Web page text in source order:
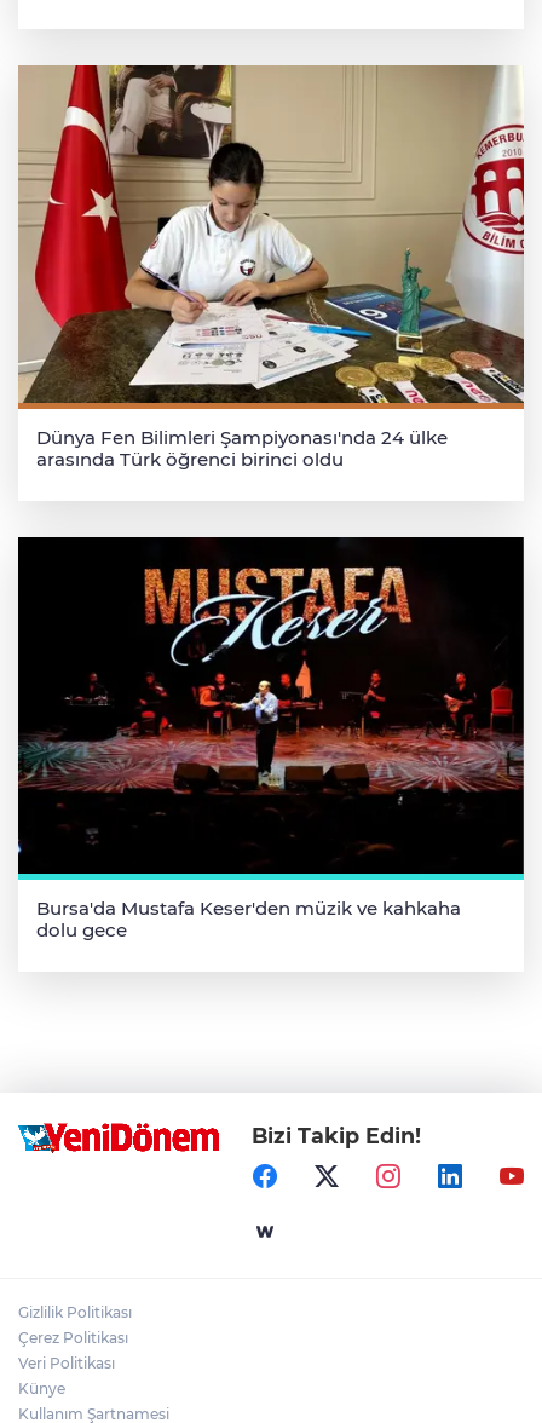
Dünya Fen Bilimleri Şampiyonası'nda 24 ülke
arasında Türk öğrenci birinci oldu
Bursa'da Mustafa Keser'den müzik ve kahkaha
dolu gece
Bizi Takip Edin!
Gizlilik Politikası
Çerez Politikası
Veri Politikası
Künye
Kullanım Şartnamesi